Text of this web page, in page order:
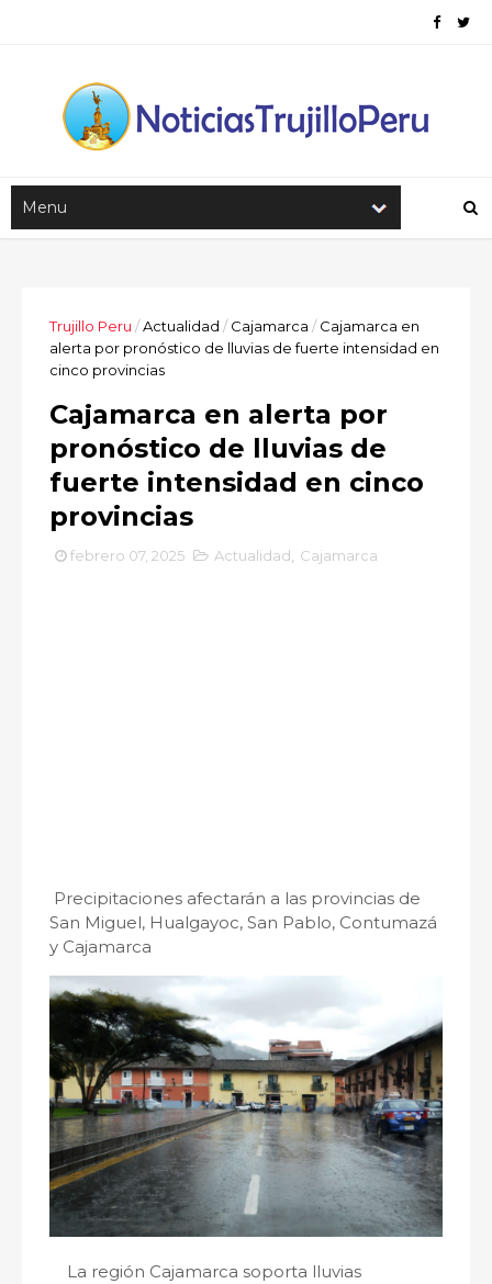
Trujillo Peru /Actualidad / Cajamarca / Cajamarca en
alerta por pronóstico de lluvias de fuerte intensidad en
cinco provincias
Cajamarca en alerta por
pronóstico de lluvias de
fuerte intensidad en cinco
provincias
febrero 07, 2025 Actualidad Cajamarca
Precipitaciones afectarán a las provincias de
San Miguel, Hualgayoc, San Pablo, Contumazá
y Cajamarca
La región Cajamarca soporta lluvias